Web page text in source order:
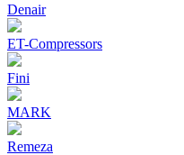
Denair
ET-Compressors
Fini
MARK
Remeza